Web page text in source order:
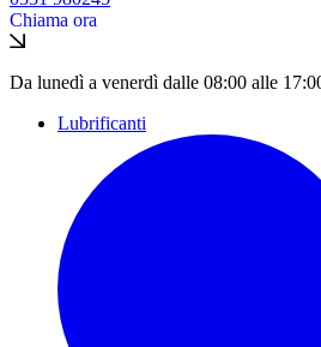
Chiama ora
Da lunedì a venerdì dalle 08:00 alle
Lubrificanti